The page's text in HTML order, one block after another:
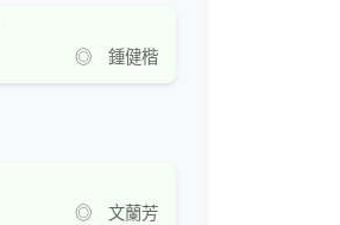
◎ 鍾健楷
◎ 文蘭芳